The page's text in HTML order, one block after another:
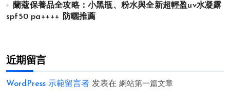
蘭蔻保養品全攻略：小黑瓶、粉水與全新超輕盈uv水凝露
spf50 pa++++ 防曬推薦
近期留言
WordPress 示範留言者 发表在 網站第一篇文章